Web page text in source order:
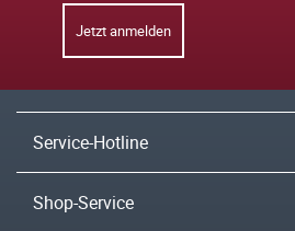
Jetzt anmelden
Service-Hotline
Shop-Service